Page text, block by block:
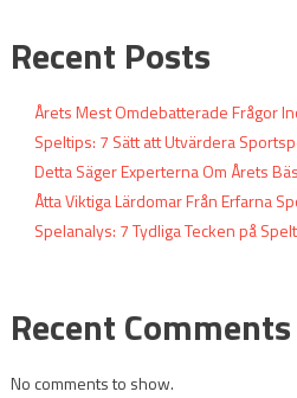
Recent Posts
Årets Mest Omdebatterade Frågor
Speltips: 7 Sätt att Utvärdera
Detta Säger Experterna Om Årets
Åtta Viktiga Lärdomar Från Erfarna
Spelanalys: 7 Tydliga Tecken på
Recent Comments
No comments to show.